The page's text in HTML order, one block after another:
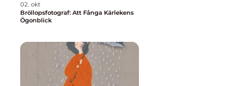
02. okt
Bröllopsfotograf: Att Fånga Kärlekens
Ögonblick